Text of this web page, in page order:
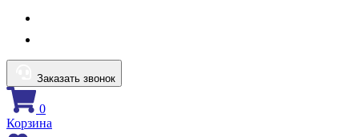
Заказать звонок
0
Корзина